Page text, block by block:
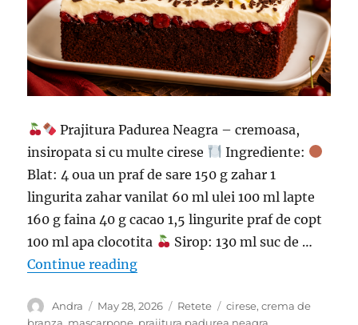
Prajitura Padurea Neagra – cremoasa,
insiropata si cu multe cirese
Ingrediente:
Blat: 4 oua un praf de sare 150 g zahar 1
lingurita zahar vanilat 60 ml ulei 100 ml lapte
160 g faina 40 g cacao 1,5 lingurite praf de copt
100 ml apa clocotita
Sirop: 130 ml suc de …
Continue reading“Prajitura Padurea Neagra –
Author
Andra
Posted
on
May 28, 2026 Categories
Retete Tags
cirese,crema de